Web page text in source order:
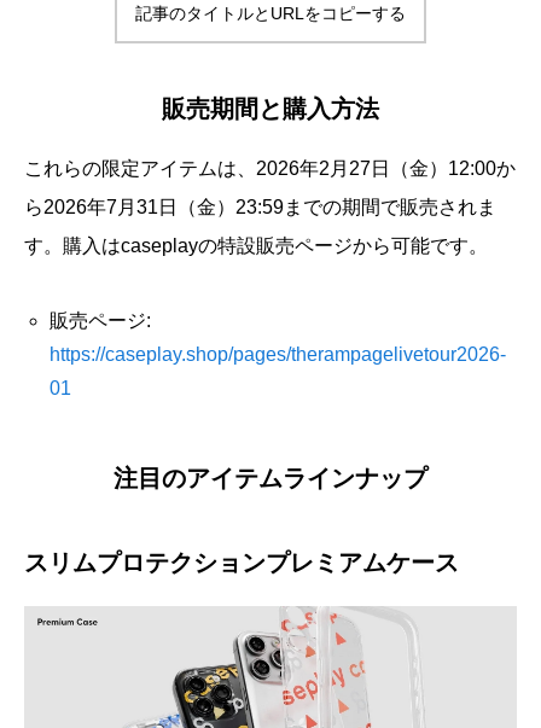
記事のタイトルとURLをコピーする
販売期間と購入方法
これらの限定アイテムは、2026年2月27日（金）12:00か
ら2026年7月31日（金）23:59までの期間で販売されま
す。購入はcaseplayの特設販売ページから可能です。
販売ページ:
https://caseplay.shop/pages/therampagelivetour2026-
01
注目のアイテムラインナップ
スリムプロテクションプレミアムケース